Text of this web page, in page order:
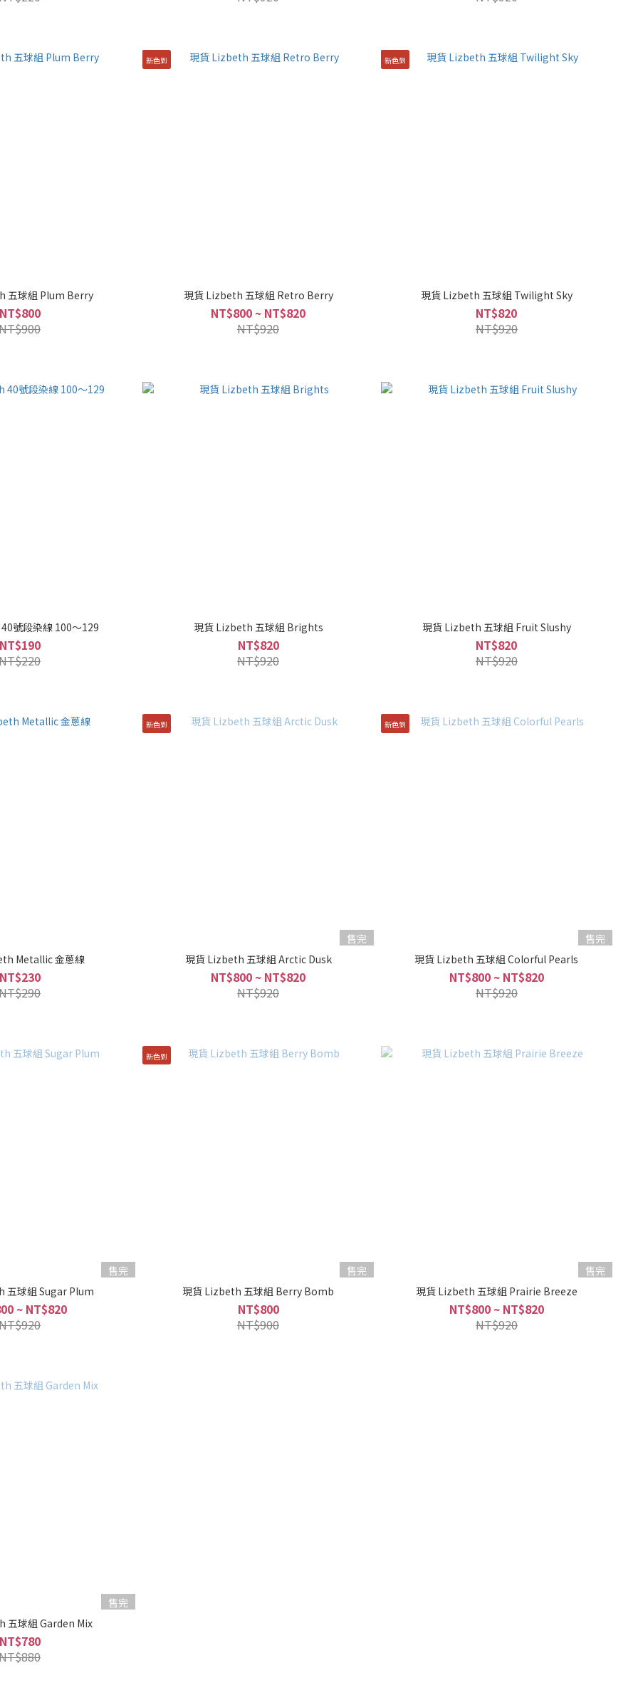
五球組 Plum Berry
NT$800
新色到
現貨 Lizbeth 五球組 Retro Berry
NT$800 ~ NT$820
NT$920
新色到
現貨 Lizbeth 五球組 Twilight Sky
NT$820
NT$920
號段染線 100～129
NT$190
現貨 Lizbeth 五球組 Brights
NT$820
NT$920
現貨 Lizbeth 五球組 Fruit Slushy
NT$820
NT$920
Metallic 金蔥線
NT$230
新色到
售完
現貨 Lizbeth 五球組 Arctic Dusk
NT$800 ~ NT$820
NT$920
新色到
售完
現貨 Lizbeth 五球組 Colorful Pearls
NT$800 ~ NT$820
NT$920
售完
五球組 Sugar Plum
~ NT$820
新色到
售完
現貨 Lizbeth 五球組 Berry Bomb
NT$800
NT$900
售完
現貨 Lizbeth 五球組 Prairie Breeze
NT$800 ~ NT$820
NT$920
售完
五球組 Garden Mix
NT$780